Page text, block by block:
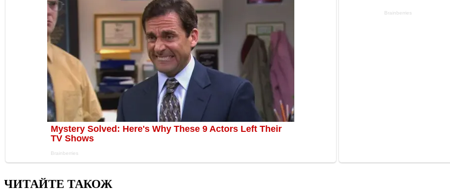
ЧИТАЙТЕ ТАКОЖ